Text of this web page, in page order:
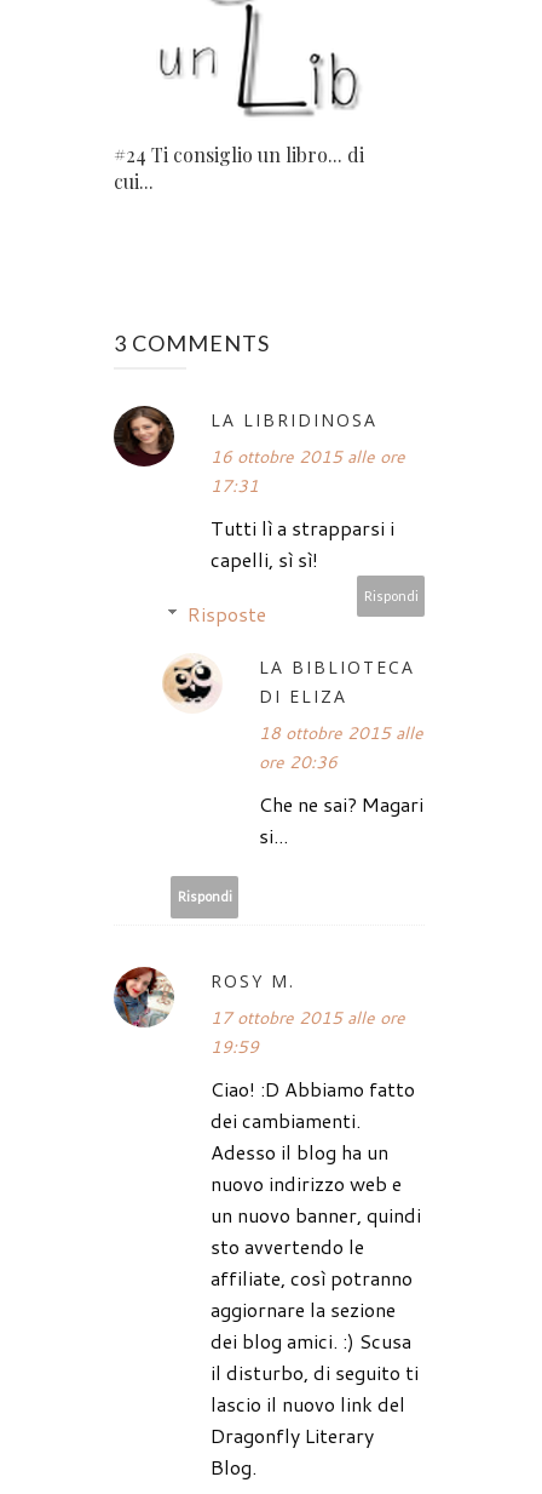
#24 Ti consiglio un libro... di
cui...
3 COMMENTS
LA LIBRIDINOSA
16 ottobre 2015 alle ore
17:31
Tutti lì a strapparsi i
capelli, sì sì!
Rispondi
Risposte
LA BIBLIOTECA
DI ELIZA
18 ottobre 2015 alle
ore 20:36
Che ne sai? Magari
si...
Rispondi
ROSY M.
17 ottobre 2015 alle ore
19:59
Ciao! :D Abbiamo fatto
dei cambiamenti.
Adesso il blog ha un
nuovo indirizzo web e
un nuovo banner, quindi
sto avvertendo le
affiliate, così potranno
aggiornare la sezione
dei blog amici. :) Scusa
il disturbo, di seguito ti
lascio il nuovo link del
Dragonfly Literary
Blog.